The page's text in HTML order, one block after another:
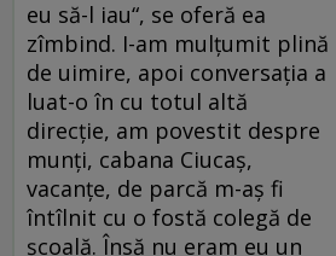
eu să-l iau“, se oferă ea
zîmbind. I-am mulțumit plină
de uimire, apoi conversația a
luat-o în cu totul altă
direcție, am povestit despre
munți, cabana Ciucaș,
vacanțe, de parcă m-aș fi
întîlnit cu o fostă colegă de
școală. Însă nu eram eu un